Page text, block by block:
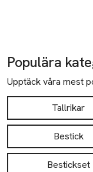
Populära
Upptäck våra mest
Tallrikar
Bestick
Bestickset